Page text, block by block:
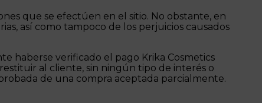
que se efectúen en el sitio. No obstante, en
así como tampoco de los perjuicios causados
haberse verificado el pago Krika Cosmetics
al cliente, sin ningún tipo de interés o
de una compra aceptada parcialmente.